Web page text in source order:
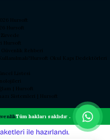
Hursoft
Hursoft
Hursoft
Rehberi
Hursoft Okul Kapı Dedektörleri
Listesi
| Hursoft
Sistemleri | Hursoft
Tüm hakları saklıdır .
e-